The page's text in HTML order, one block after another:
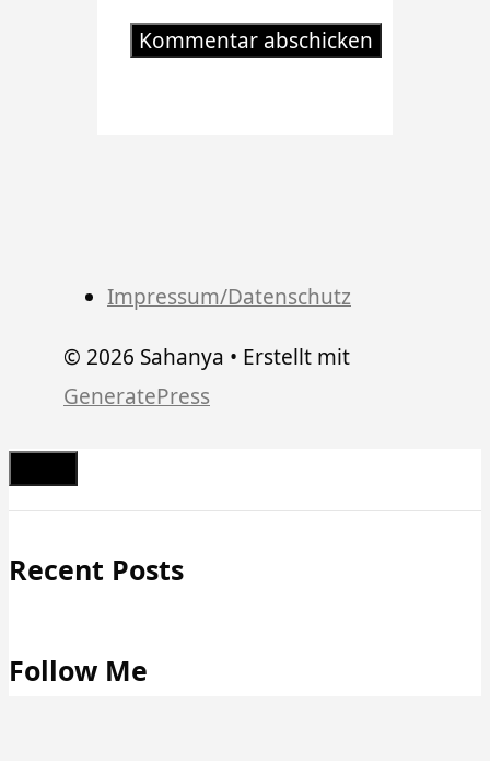
Impressum/Datenschutz
© 2026 Sahanya • Erstellt mit
GeneratePress
Schließen
Recent Posts
Follow Me